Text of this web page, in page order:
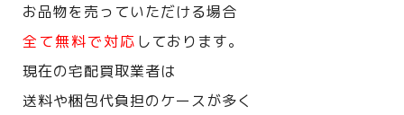
お品物を売っていただける場合
全て無料で対応 しております。
現在の宅配買取業者は
送料や梱包代負担のケースが多く